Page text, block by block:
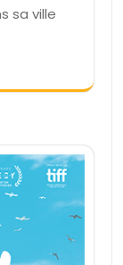
sa ville